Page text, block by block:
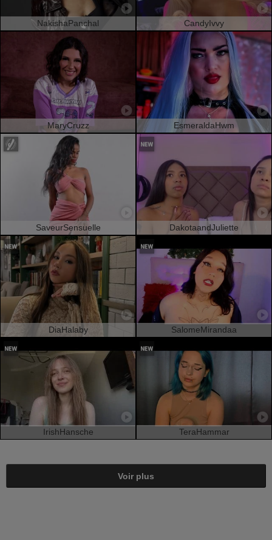
NakishaPanchal CandyIvvy
MaryCruzz EsmeraldaHwm
SaveurSensuelle DakotaandJuliette
DiaHalaby SalomeMirandaa
IrishHansche TeraHammar
Voir plus